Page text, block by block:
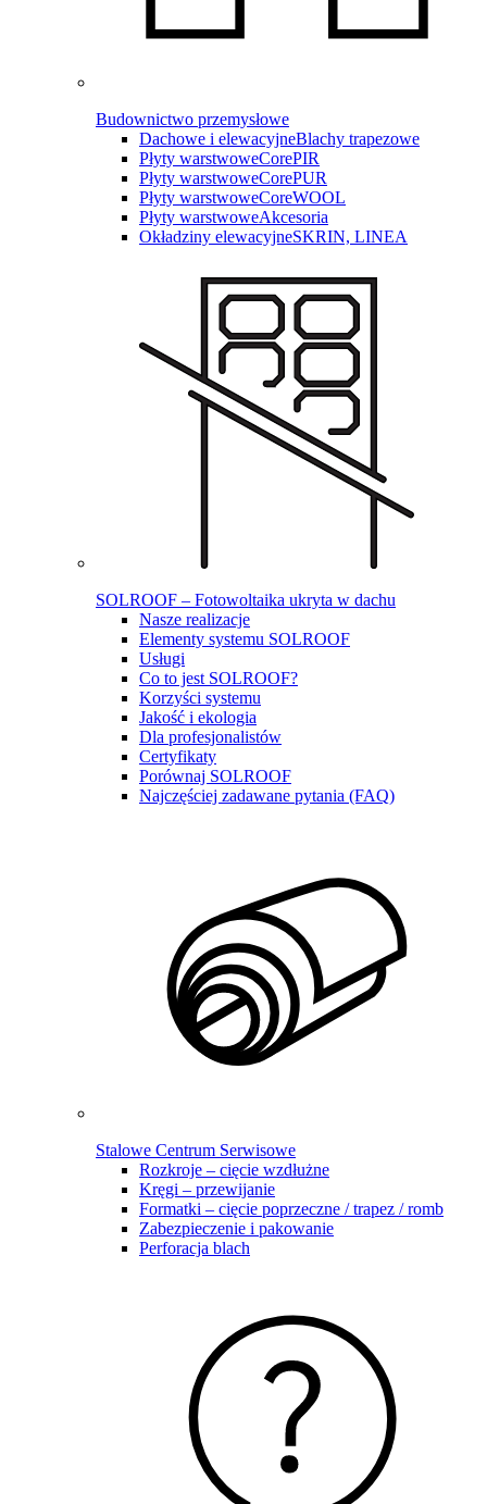
Budownictwo przemysłowe
Dachowe i elewacyjneBlachy trapezowe
Płyty warstwoweCorePIR
Płyty warstwoweCorePUR
Płyty warstwoweCoreWOOL
Płyty warstwoweAkcesoria
Okładziny elewacyjneSKRIN, LINEA
SOLROOF – Fotowoltaika ukryta w dachu
Nasze realizacje
Elementy systemu SOLROOF
Usługi
Co to jest SOLROOF?
Korzyści systemu
Jakość i ekologia
Dla profesjonalistów
Certyfikaty
Porównaj SOLROOF
Najczęściej zadawane pytania (FAQ)
Stalowe Centrum Serwisowe
Rozkroje – cięcie wzdłużne
Kręgi – przewijanie
Formatki – cięcie poprzeczne / trapez / romb
Zabezpieczenie i pakowanie
Perforacja blach